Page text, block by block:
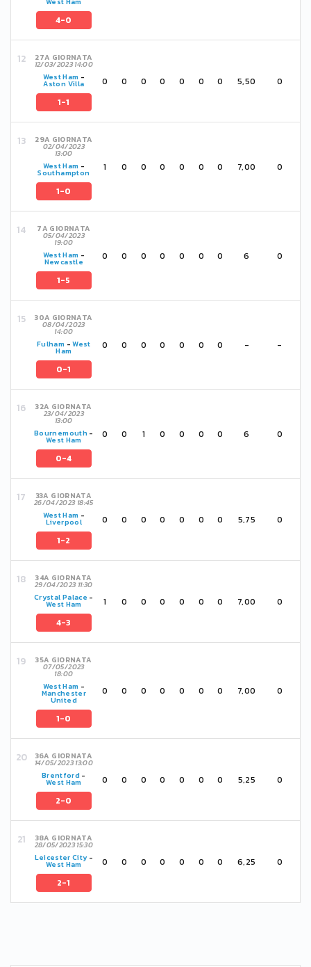
4-0
27A GIORNATA
12/03/2023 14:00
West Ham -
Aston Villa
1-1
0 0 0 0 0 0 0 5,50 0
29A GIORNATA
02/04/2023
13:00
West Ham -
Southampton
1-0
1 0 0 0 0 0 0 7,00 0
7A GIORNATA
05/04/2023
19:00
West Ham -
Newcastle
1-5
0 0 0 0 0 0 0 6 0
30A GIORNATA
08/04/2023
14:00
Fulham -West
Ham
0-1
0 0 0 0 0 0 0 - -
32A GIORNATA
23/04/2023
13:00
Bournemouth-
West Ham
0-4
0 0 1 0 0 0 0 6 0
33A GIORNATA
26/04/2023 18:45
West Ham -
Liverpool
1-2
0 0 0 0 0 0 0 5,75 0
34A GIORNATA
29/04/2023 11:30
Crystal Palace -
West Ham
4-3
1 0 0 0 0 0 0 7,00 0
35A GIORNATA
07/05/2023
18:00
West Ham -
Manchester
United
1-0
0 0 0 0 0 0 0 7,00 0
36A GIORNATA
14/05/2023 13:00
Brentford -
West Ham
2-0
0 0 0 0 0 0 0 5,25 0
38A GIORNATA
28/05/2023 15:30
Leicester City-
West Ham
2-1
0 0 0 0 0 0 0 6,25 0